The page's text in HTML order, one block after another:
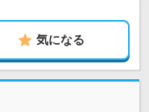
気になる